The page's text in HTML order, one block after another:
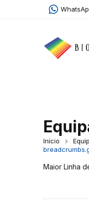
Início
Maior Linha